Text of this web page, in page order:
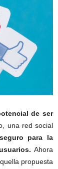
de ser
una red social
para la
Ahora
propuesta